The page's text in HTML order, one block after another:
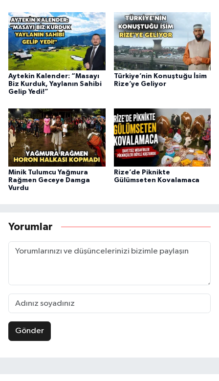
Aytekin Kalender: “Masayı
Biz Kurduk, Yaylanın Sahibi
Gelip Yedi!”
Türkiye’nin Konuştuğu İsim
Rize’ye Geliyor
Minik Tulumcu Yağmura
Rağmen Geceye Damga
Vurdu
Rize’de Piknikte
Gülümseten Kovalamaca
Yorumlar
Gönder